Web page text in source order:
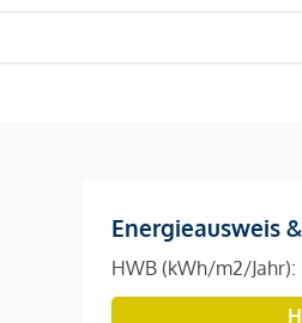
Energieausweis
HWB (kWh/m2/Jahr):